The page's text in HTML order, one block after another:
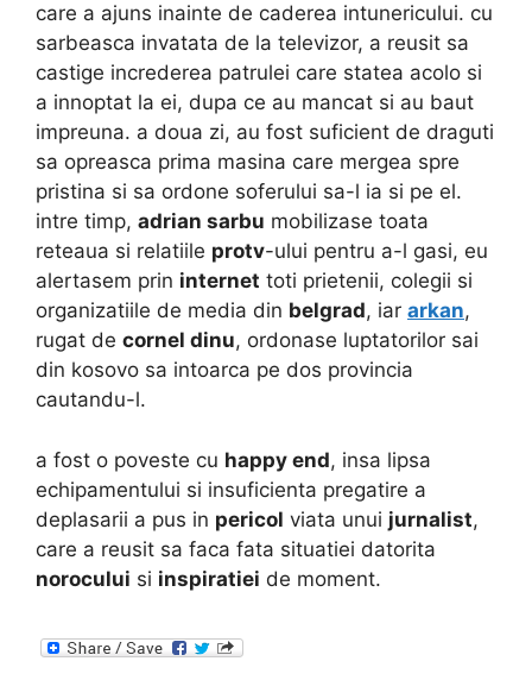
care a ajuns inainte de caderea intunericului. cu
sarbeasca invatata de la televizor, a reusit sa
castige increderea patrulei care statea acolo si
a innoptat la ei, dupa ce au mancat si au baut
impreuna. a doua zi, au fost suficient de draguti
sa opreasca prima masina care mergea spre
pristina si sa ordone soferului sa-l ia si pe el.
intre timp, adrian sarbu mobilizase toata
reteaua si relatiile protv-ului pentru a-l gasi, eu
alertasem prin internet toti prietenii, colegii si
organizatiile de media din belgrad, iar arkan,
rugat de cornel dinu, ordonase luptatorilor sai
din kosovo sa intoarca pe dos provincia
cautandu-l.
a fost o poveste cu happy end, insa lipsa
echipamentului si insuficienta pregatire a
deplasarii a pus in pericol viata unui jurnalist,
care a reusit sa faca fata situatiei datorita
norocului si inspiratiei de moment.